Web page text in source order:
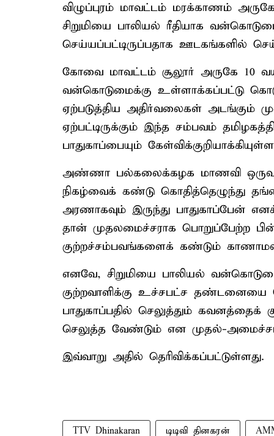
விழுப்புரம் மாவட்டம் மரக்காணம்
சிறுமியை பாலியல் ரீதியாக
செய்யப்பட்டிருப்பதாக ஊடகங்களில்
கோவை மாவட்டம் சூலூர் அருகே 10
வன்கொடுமைக்கு உள்ளாக்கப்பட்டு
ஏற்படுத்திய அதிர்வலைகள் அடங்கும்
ஏற்பட்டிருக்கும் இந்த சம்பவம்
பாதுகாப்பையும்
அண்ணா பல்கலைக்கழக மாணவி
நிகழ்வைக் கண்டு கொதித்தெழுந்து
அரணாகவும் இருந்து பாதுகாப்பேன்
தான் முதலமைச்சராக பொறுப்பேற்ற
குற்றச்சம்பவங்களைக் கண்டும்
எனவே, சிறுமியை பாலியல்
குற்றவாளிக்கு உச்சபட்ச தண்டனையை
பாதுகாப்பதில் செலுத்தும் கவனத்தைக்
செலுத்த வேண்டும் என முதல்-
இவ்வாறு அதில் தெரிவிக்கப்பட்டுள்ளது.
TTV Dhinakaran டிடிவி தினகரன்